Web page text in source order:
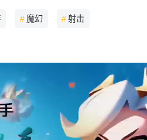
# 魔幻 #射击